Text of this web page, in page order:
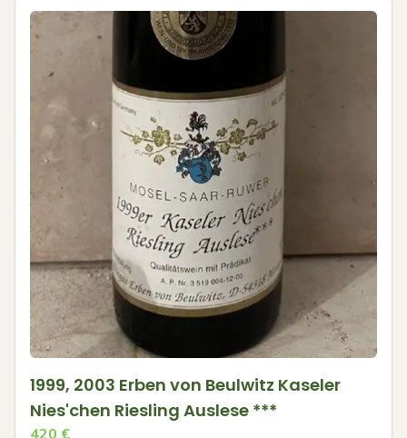
1999, 2003 Erben von Beulwitz Kaseler
Nies'chen Riesling Auslese ***